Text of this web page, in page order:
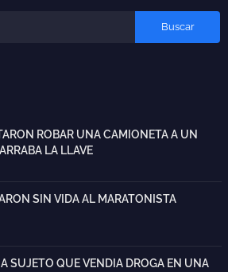
ROBAR UNA CAMIONETA A UN
LA LLAVE
SIN VIDA AL MARATONISTA
SUJETO QUE VENDIA DROGA EN UNA